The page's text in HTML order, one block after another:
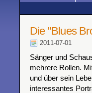
Die "Blues
2011-07-01
Sänger und
mehrere Rollen.
und über sein
interessantes